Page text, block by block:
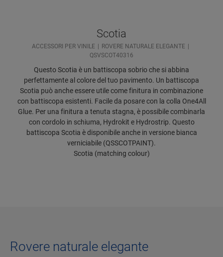
Scotia
ACCESSORI PER VINILE
ROVERE NATURALE ELEGANTE
QSVSCOT40316
Questo Scotia è un battiscopa sobrio che si abbina
perfettamente al colore del tuo pavimento. Un battiscopa
Scotia può anche essere utile come finitura in combinazione
con battiscopa esistenti. Facile da posare con la colla One4All
Glue. Per una finitura a tenuta stagna, è possibile combinarla
con cordolo in schiuma, Hydrokit e Hydrostrip. Questo
battiscopa Scotia è disponibile anche in versione bianca
verniciabile (QSSCOTPAINT).
Scotia (matching colour)
Rovere naturale elegante